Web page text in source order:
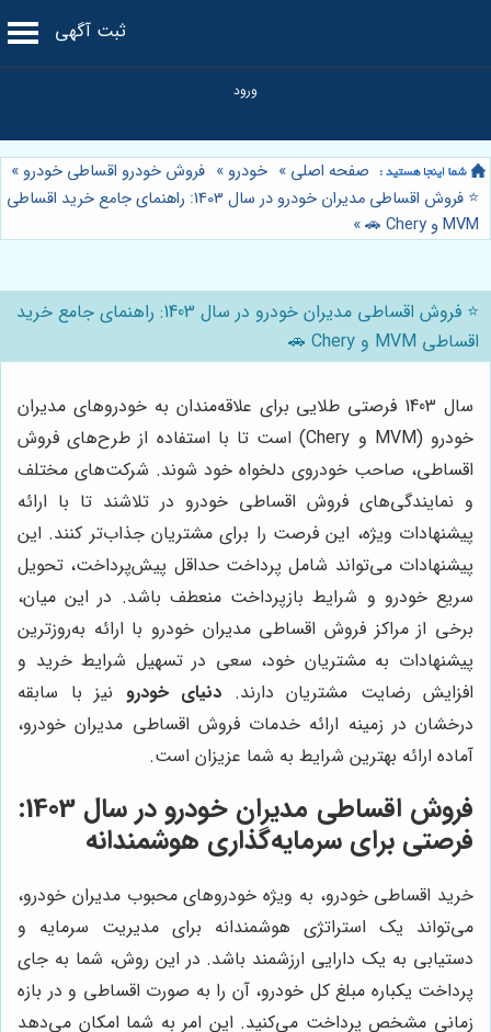
ثبت آگهی
صفحه اصلی » خودرو » فروش خودرو اقساطی خودرو »
⭐️ فروش اقساطی مدیران خودرو در سال 1403: راهنمای جامع خرید اقساطی
MVM و Chery 🚗
»
⭐️ فروش اقساطی مدیران خودرو در سال 1403: راهنمای جامع خرید
اقساطی MVM و Chery 🚗
سال 1403 فرصتی طلایی برای علاقه‌مندان به خودروهای مدیران
خودرو (MVM و Chery) است تا با استفاده از طرح‌های فروش
اقساطی، صاحب خودروی دلخواه خود شوند. شرکت‌های مختلف
و نمایندگی‌های فروش اقساطی خودرو در تلاشند تا با ارائه
پیشنهادات ویژه، این فرصت را برای مشتریان جذاب‌تر کنند. این
پیشنهادات می‌تواند شامل پرداخت حداقل پیش‌پرداخت، تحویل
سریع خودرو و شرایط بازپرداخت منعطف باشد. در این میان،
برخی از مراکز فروش اقساطی مدیران خودرو با ارائه به‌روزترین
پیشنهادات به مشتریان خود، سعی در تسهیل شرایط خرید و
افزایش رضایت مشتریان دارند. دنیای خودرو نیز با سابقه
درخشان در زمینه ارائه خدمات فروش اقساطی مدیران خودرو،
آماده ارائه بهترین شرایط به شما عزیزان است.
فروش اقساطی مدیران خودرو در سال 1403:
فرصتی برای سرمایه‌گذاری هوشمندانه
خرید اقساطی خودرو، به ویژه خودروهای محبوب مدیران خودرو،
می‌تواند یک استراتژی هوشمندانه برای مدیریت سرمایه و
دستیابی به یک دارایی ارزشمند باشد. در این روش، شما به جای
پرداخت یکباره مبلغ کل خودرو، آن را به صورت اقساطی و در بازه
زمانی مشخص پرداخت می‌کنید. این امر به شما امکان می‌دهد